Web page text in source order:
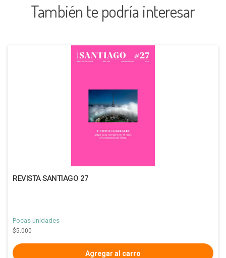
También te podría interesar
REVISTA SANTIAGO 27
Pocas unidades
$5.000